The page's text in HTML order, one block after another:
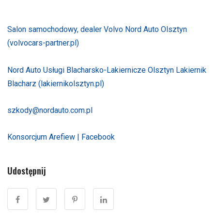
Salon samochodowy, dealer Volvo Nord Auto Olsztyn
(volvocars-partner.pl)
Nord Auto Usługi Blacharsko-Lakiernicze Olsztyn Lakiernik
Blacharz (lakiernikolsztyn.pl)
szkody@nordauto.com.pl
Konsorcjum Arefiew | Facebook
Udostępnij